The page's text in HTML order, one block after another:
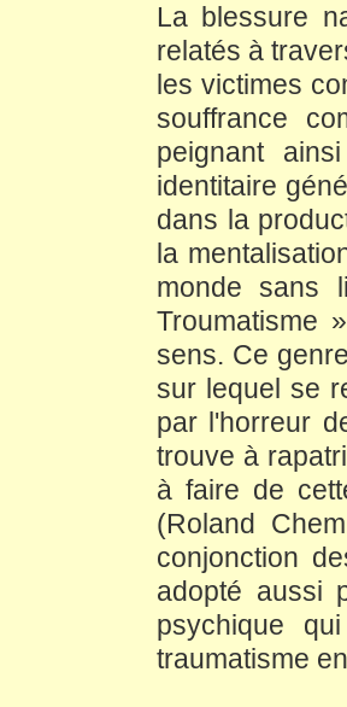
La blessure
relatés à
les victimes
souffrance
peignant
identitaire
dans la
la
monde sans
Troumatisme
sens. Ce
sur lequel se
par l'horreur
trouve à
à faire de
(Roland
conjonction
adopté aussi
psychique
traumatisme